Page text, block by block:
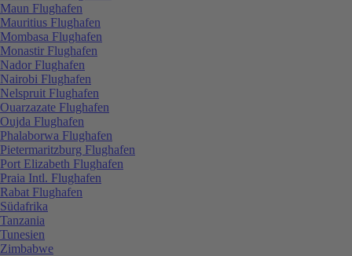
Maun Flughafen
Mauritius Flughafen
Mombasa Flughafen
Monastir Flughafen
Nador Flughafen
Nairobi Flughafen
Nelspruit Flughafen
Ouarzazate Flughafen
Oujda Flughafen
Phalaborwa Flughafen
Pietermaritzburg Flughafen
Port Elizabeth Flughafen
Praia Intl. Flughafen
Rabat Flughafen
Südafrika
Tanzania
Tunesien
Zimbabwe